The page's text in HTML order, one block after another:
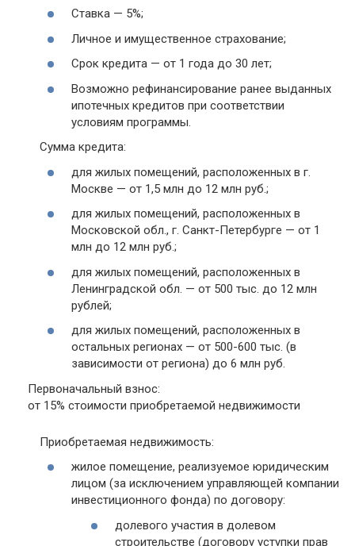
Ставка — 5%;
Личное и имущественное страхование;
Срок кредита — от 1 года до 30 лет;
Возможно рефинансирование ранее выданных
ипотечных кредитов при соответствии
условиям программы.
Сумма кредита:
для жилых помещений, расположенных в г.
Москве — от 1,5 млн до 12 млн руб.;
для жилых помещений, расположенных в
Московской обл., г. Санкт-Петербурге — от 1
млн до 12 млн руб.;
для жилых помещений, расположенных в
Ленинградской обл. — от 500 тыс. до 12 млн
рублей;
для жилых помещений, расположенных в
остальных регионах — от 500-600 тыс. (в
зависимости от региона) до 6 млн руб.
Первоначальный взнос:
от 15% стоимости приобретаемой недвижимости
Приобретаемая недвижимость:
жилое помещение, реализуемое юридическим
лицом (за исключением управляющей компании
инвестиционного фонда) по договору:
долевого участия в долевом
строительстве (договору уступки прав